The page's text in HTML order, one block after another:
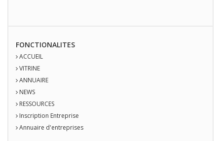
FONCTIONALITES
ACCUEIL
VITRINE
ANNUAIRE
NEWS
RESSOURCES
Inscription Entreprise
Annuaire d'entreprises